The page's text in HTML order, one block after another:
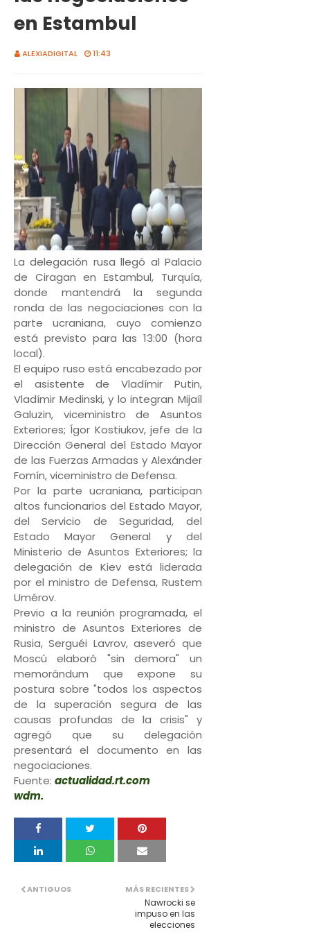
en Estambul
ALEXIADIGITAL 11:43
La delegación rusa llegó al Palacio
de Ciragan en Estambul, Turquía,
donde mantendrá la segunda
ronda de las negociaciones con la
parte ucraniana, cuyo comienzo
está previsto para las 13:00 (hora
local).
El equipo ruso está encabezado por
el asistente de Vladímir Putin,
Vladímir Medinski, y lo integran Mijaíl
Galuzin, viceministro de Asuntos
Exteriores; Ígor Kostiukov, jefe de la
Dirección General del Estado Mayor
de las Fuerzas Armadas y Alexánder
Fomín, viceministro de Defensa.
Por la parte ucraniana, participan
altos funcionarios del Estado Mayor,
del Servicio de Seguridad, del
Estado Mayor General y del
Ministerio de Asuntos Exteriores; la
delegación de Kiev está liderada
por el ministro de Defensa, Rustem
Umérov.
Previo a la reunión programada, el
ministro de Asuntos Exteriores de
Rusia, Serguéi Lavrov, aseveró que
Moscú elaboró "sin demora" un
memorándum que expone su
postura sobre "todos los aspectos
de la superación segura de las
causas profundas de la crisis" y
agregó que su delegación
presentará el documento en las
negociaciones.
Fuente: actualidad.rt.com
wdm.
MÁS RECIENTES
Nawrocki se
impuso en las
elecciones
ANTIGUOS